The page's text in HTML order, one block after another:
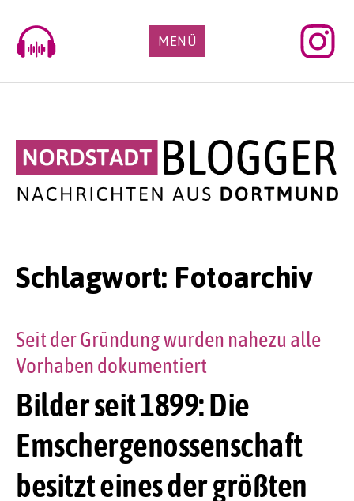
content
MENÜ
Schlagwort: Fotoarchiv
Bilder seit 1899: Die
Emschergenossenschaft
besitzt eines der größten
Seit der Gründung wurden nahezu alle
Vorhaben dokumentiert